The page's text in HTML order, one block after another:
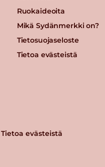
Ruokaideoita
Mikä Sydänmerkki on?
Tietosuojaseloste
Tietoa evästeistä
Tietoa evästeistä